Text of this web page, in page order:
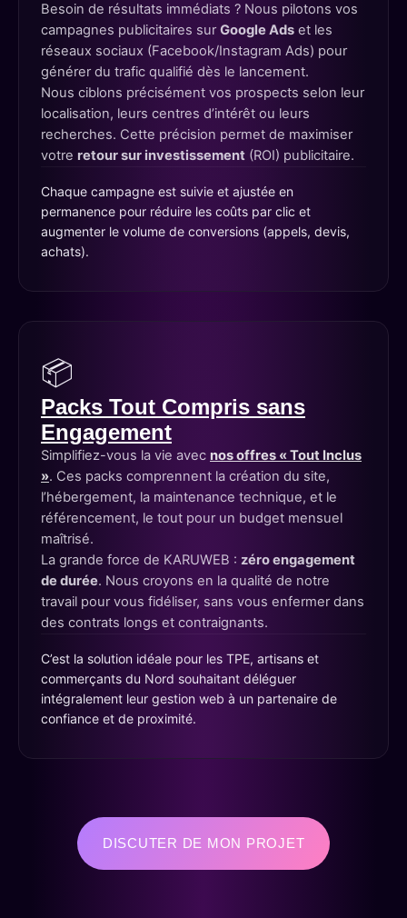
Besoin de résultats immédiats ? Nous pilotons vos
campagnes publicitaires surGoogle Ads et les
réseaux sociaux (Facebook/Instagram Ads) pour
générer du trafic qualifié dès le lancement.
Nous ciblons précisément vos prospects selon leur
localisation, leurs centres d’intérêt ou leurs
recherches. Cette précision permet de maximiser
votre retour sur investissement (ROI) publicitaire.
Chaque campagne est suivie et ajustée en
permanence pour réduire les coûts par clic et
augmenter le volume de conversions (appels, devis,
achats).
📦
Packs Tout Compris sans
Engagement
Simplifiez-vous la vie avec nos offres « Tout Inclus
». Ces packs comprennent la création du site,
l’hébergement, la maintenance technique, et le
référencement, le tout pour un budget mensuel
maîtrisé.
La grande force de KARUWEB : zéro engagement
de durée. Nous croyons en la qualité de notre
travail pour vous fidéliser, sans vous enfermer dans
des contrats longs et contraignants.
C’est la solution idéale pour les TPE, artisans et
commerçants du Nord souhaitant déléguer
intégralement leur gestion web à un partenaire de
confiance et de proximité.
DISCUTER DE MON PROJET